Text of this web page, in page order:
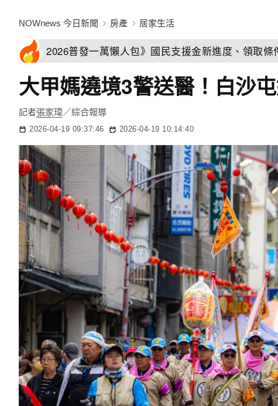
NOWnews 今日新聞 房產 居家生活
2026普發一萬懶人包》國民支援金新進度、領取條
大甲媽遶境3警送醫！白沙
記者張家瑋／綜合報導
2026-04-19 09:37:46 2026-04-19 10:14:40